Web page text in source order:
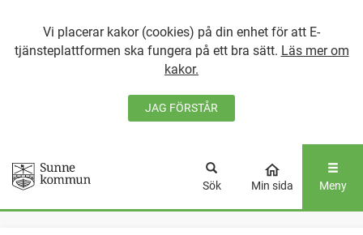
Vi placerar kakor (cookies) på din enhet för att E-
tjänsteplattformen ska fungera på ett bra sätt. Läs mer om
kakor.
JAG FÖRSTÅR
GÅ DIREKT TILL
Sök Min sida Meny